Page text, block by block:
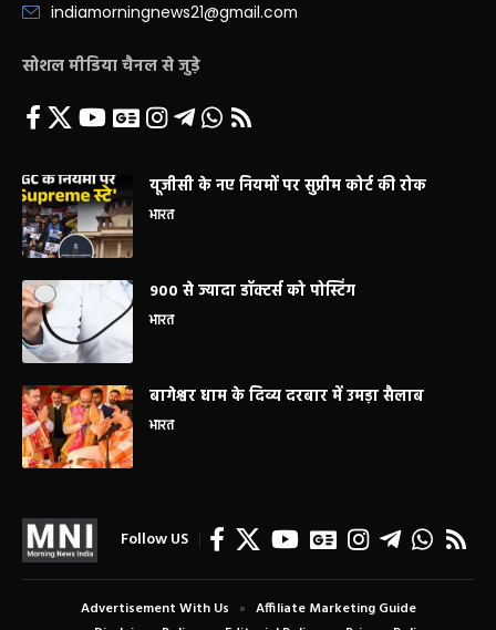
indiamorningnews21@gmail.com
सोशल मीडिया चैनल से जुड़े
यूजीसी के नए नियमों पर सुप्रीम कोर्ट की रोक
भारत
900 से ज्यादा डॉक्टर्स को पोस्टिंग
भारत
बागेश्वर धाम के दिव्य दरबार में उमड़ा सैलाब
भारत
Follow US
Advertisement With Us
Affiliate Marketing Guide